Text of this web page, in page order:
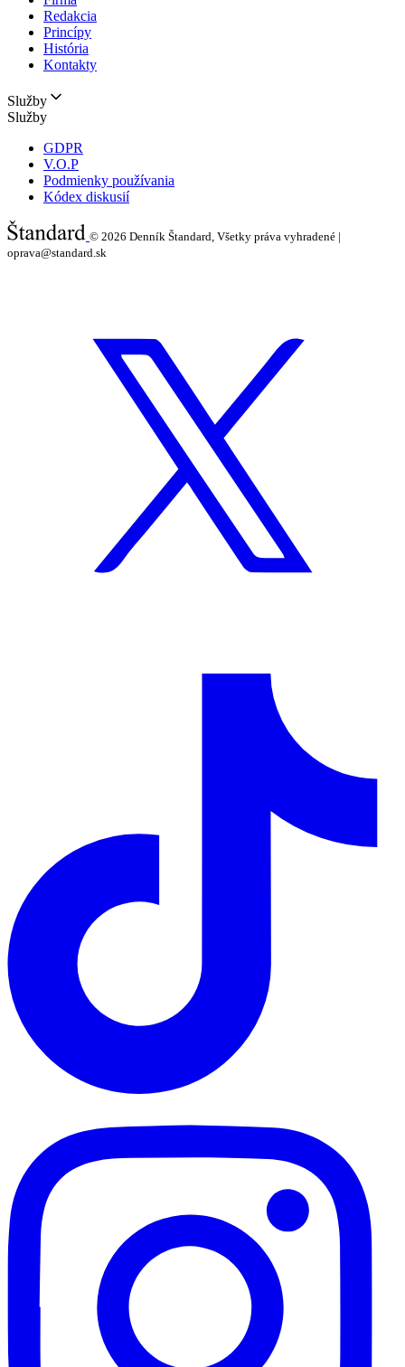
Redakcia
Princípy
História
Kontakty
Služby
Služby
GDPR
V.O.P
Podmienky používania
Kódex diskusií
© 2026 Denník Štandard, Všetky práva vyhradené |
oprava@standard.sk